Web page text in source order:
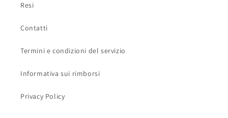
Resi
Contatti
Termini e condizioni del servizio
Informativa sui rimborsi
Privacy Policy